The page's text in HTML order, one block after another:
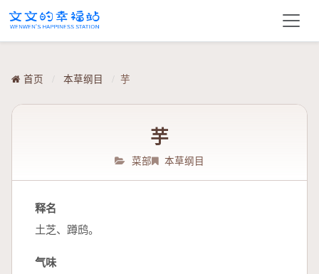
首页 / 本草纲目 / 芋
芋
菜部 本草纲目
释名
土芝、蹲鸱。
气味